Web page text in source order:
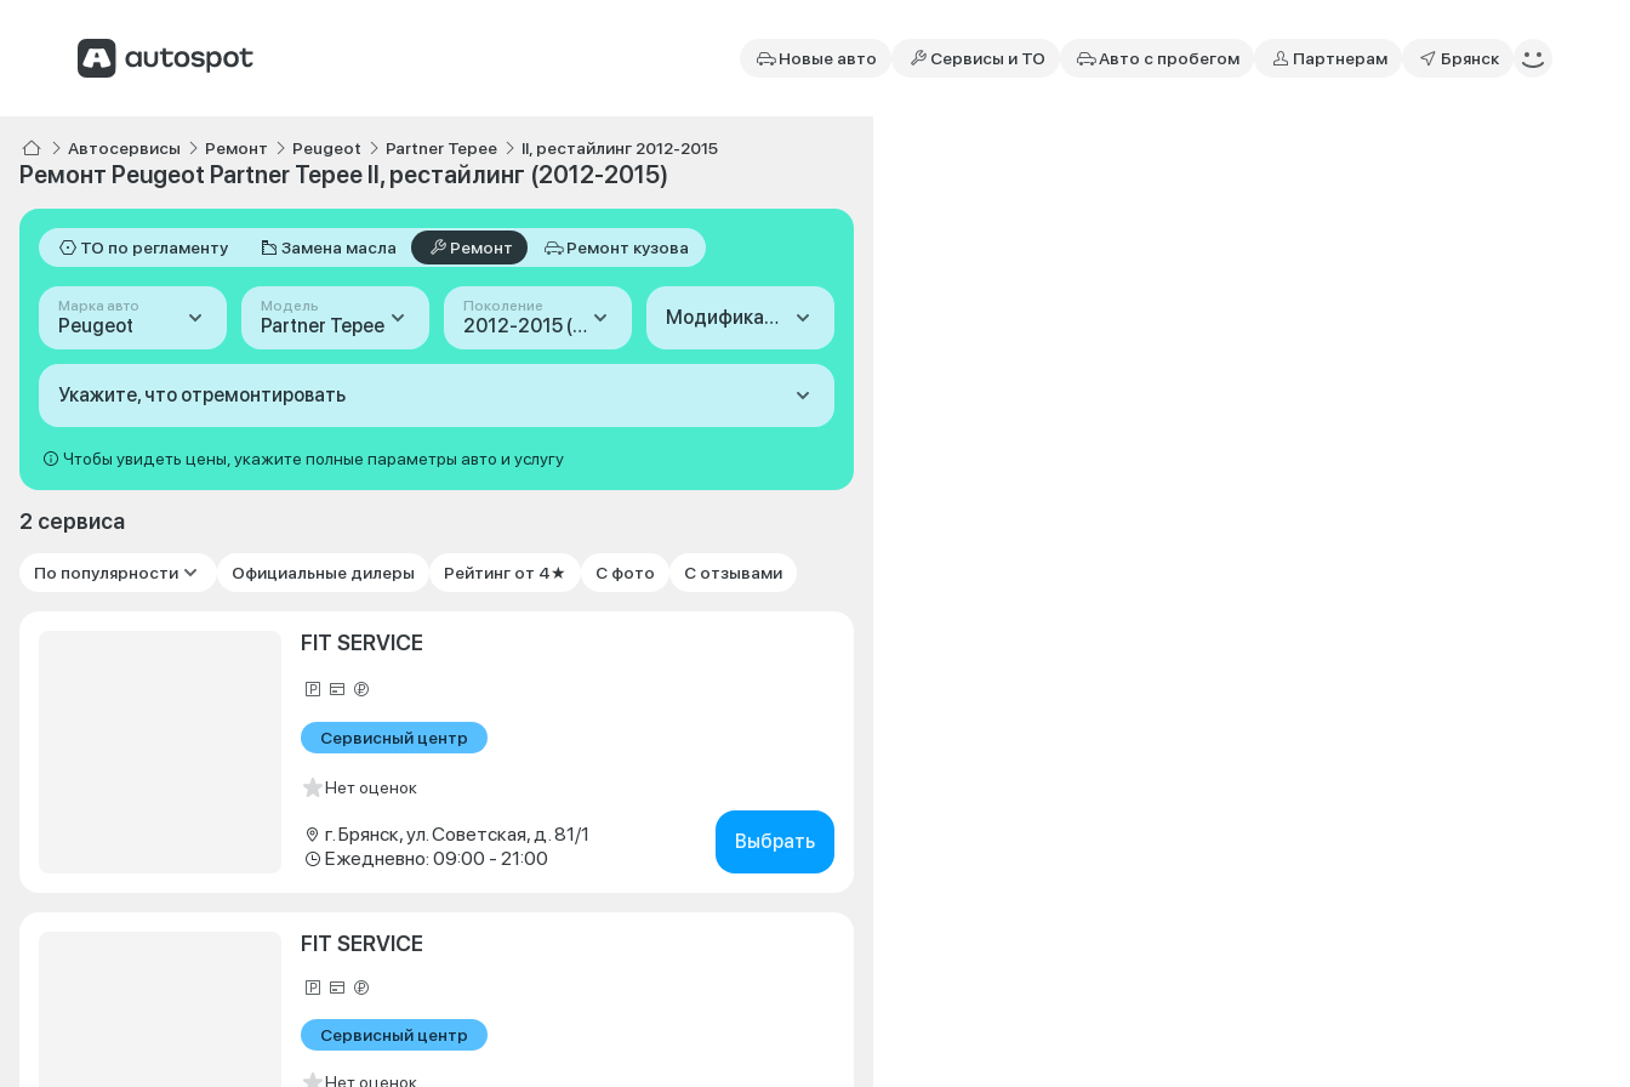
Новые авто Сервисы и ТО Авто с пробегом Партнерам Брянск
Автосервисы Ремонт Peugeot Partner Tepee II, рестайлинг 2012-2015
Ремонт Peugeot Partner Tepee II, рестайлинг (2012-2015)
ТО по регламенту Замена масла Ремонт Ремонт кузова
Марка авто
Peugeot
Модель
Partner Tepee
Поколение
2012-2015 (II, рестайлинг) Модификация
Укажите, что отремонтировать
Чтобы увидеть цены, укажите полные параметры авто и услугу
2 сервиса
По популярности Официальные дилеры Рейтинг от 4★ С фото С отзывами
FIT SERVICE
Сервисный центр
Нет оценок
г. Брянск, ул. Советская, д. 81/1
Ежедневно: 09:00 - 21:00
Выбрать
FIT SERVICE
Сервисный центр
Нет оценок